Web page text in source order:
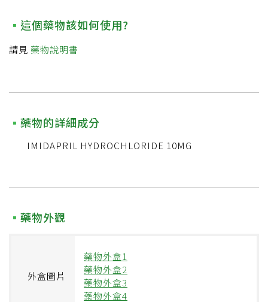
這個藥物該如何使用?
請見 藥物說明書
藥物的詳細成分
IMIDAPRIL HYDROCHLORIDE 10MG
藥物外觀
外盒圖片
藥物外盒1
藥物外盒2
藥物外盒3
藥物外盒4